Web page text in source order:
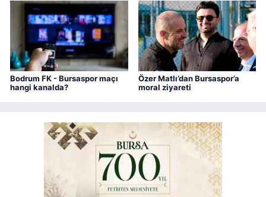
Bodrum FK - Bursaspor maçı
hangi kanalda?
Özer Matlı’dan Bursaspor’a
moral ziyareti